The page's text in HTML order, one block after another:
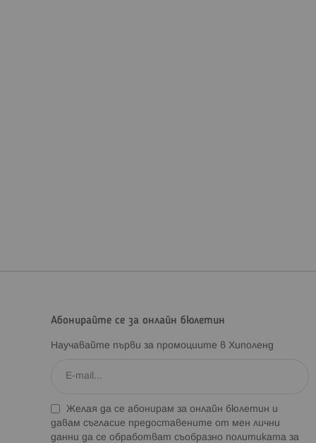
Абонирайте се за онлайн бюлетин
Научавайте първи за промоциите в Хиполенд
Желая да се абонирам за онлайн бюлетин и
давам съгласие предоставените от мен лични
данни да се обработват съобразно политиката за